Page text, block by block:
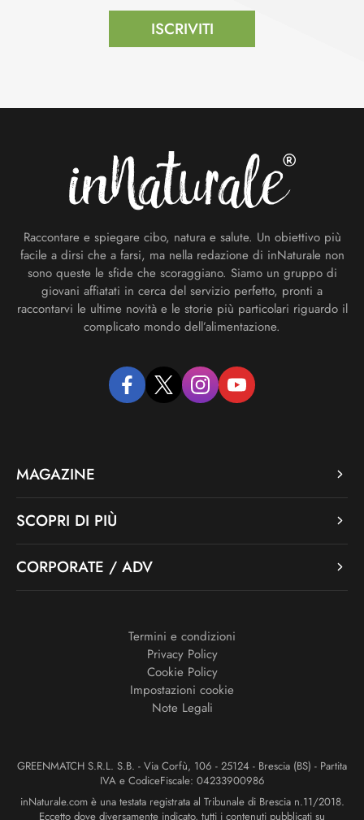
ISCRIVITI
Raccontare e spiegare cibo, natura e salute. Un obiettivo più
facile a dirsi che a farsi, ma nella redazione di inNaturale non
sono queste le sfide che scoraggiano. Siamo un gruppo di
giovani affiatati in cerca del servizio perfetto, pronti a
raccontarvi le ultime novità e le storie più particolari riguardo il
complicato mondo dell’alimentazione.
facebooktwitter instagramyoutube
MAGAZINE
SCOPRI DI PIÙ
CORPORATE / ADV
Termini e condizioni
Privacy Policy
Cookie Policy
Impostazioni cookie
Note Legali
GREENMATCH S.R.L. S.B. - Via Corfù, 106 - 25124 - Brescia (BS) - Partita
IVA e CodiceFiscale: 04233900986
inNaturale.com è una testata registrata al Tribunale di Brescia n.11/2018.
Eccetto dove diversamente indicato, tutti i contenuti pubblicati su